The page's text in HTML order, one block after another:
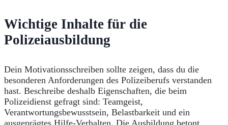
Wichtige Inhalte für die
Polizeiausbildung
Dein Motivationsschreiben sollte zeigen, dass du die
besonderen Anforderungen des Polizeiberufs verstanden
hast. Beschreibe deshalb Eigenschaften, die beim
Polizeidienst gefragt sind: Teamgeist,
Verantwortungsbewusstsein, Belastbarkeit und ein
ausgeprägtes Hilfe-Verhalten. Die Ausbildung betont